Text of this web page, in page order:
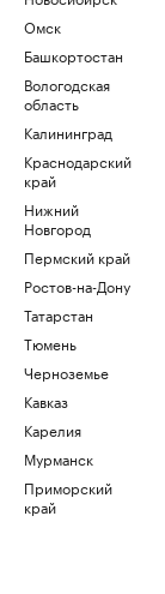
Омск
Башкортостан
Вологодская
область
Калининград
Краснодарский
край
Нижний
Новгород
Пермский край
Ростов-на-Дону
Татарстан
Тюмень
Черноземье
Кавказ
Карелия
Мурманск
Приморский
край